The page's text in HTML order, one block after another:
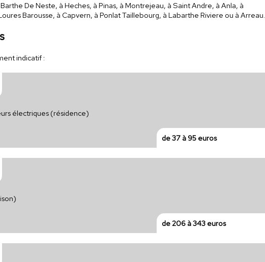
De Neste, à Heches, à Pinas, à Montrejeau, à Saint Andre, à Anla, à
Barousse, à Capvern, à Ponlat Taillebourg, à Labarthe Riviere ou à Arreau.
indicatif :
électriques (résidence)
de 37 à 95 euros
de 206 à 343 euros